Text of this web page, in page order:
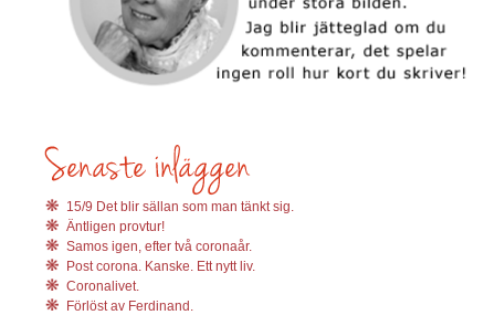
15/9 Det blir sällan som man tänkt sig.
Äntligen provtur!
Samos igen, efter två coronaår.
Post corona. Kanske. Ett nytt liv.
Coronalivet.
Förlöst av Ferdinand.